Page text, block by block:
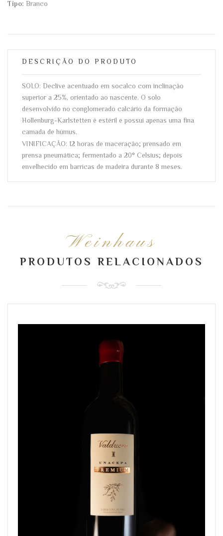
Tipo: Branco
DESCRIÇÃO DO PRODUTO
SOLO: Declive acentuado em socalco com inclinação
superior a 25%, orientado ao nascente. O solo
desenvolvido no conglomerado calcário da formação
Hollenburg-Karlstetten é estéril e possui apenas uma fina
camada de húmus.
VINIFICAÇÃO: 12 horas de maceração; prensado em
prensa pneumática; fermentado a 20° Celsius; depois
envelhecido em barricas de madeira durante 8 meses.
Weinhaus
PRODUTOS RELACIONADOS